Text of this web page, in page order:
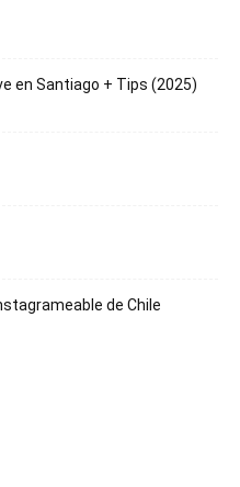
en Santiago + Tips (2025)
de Chile